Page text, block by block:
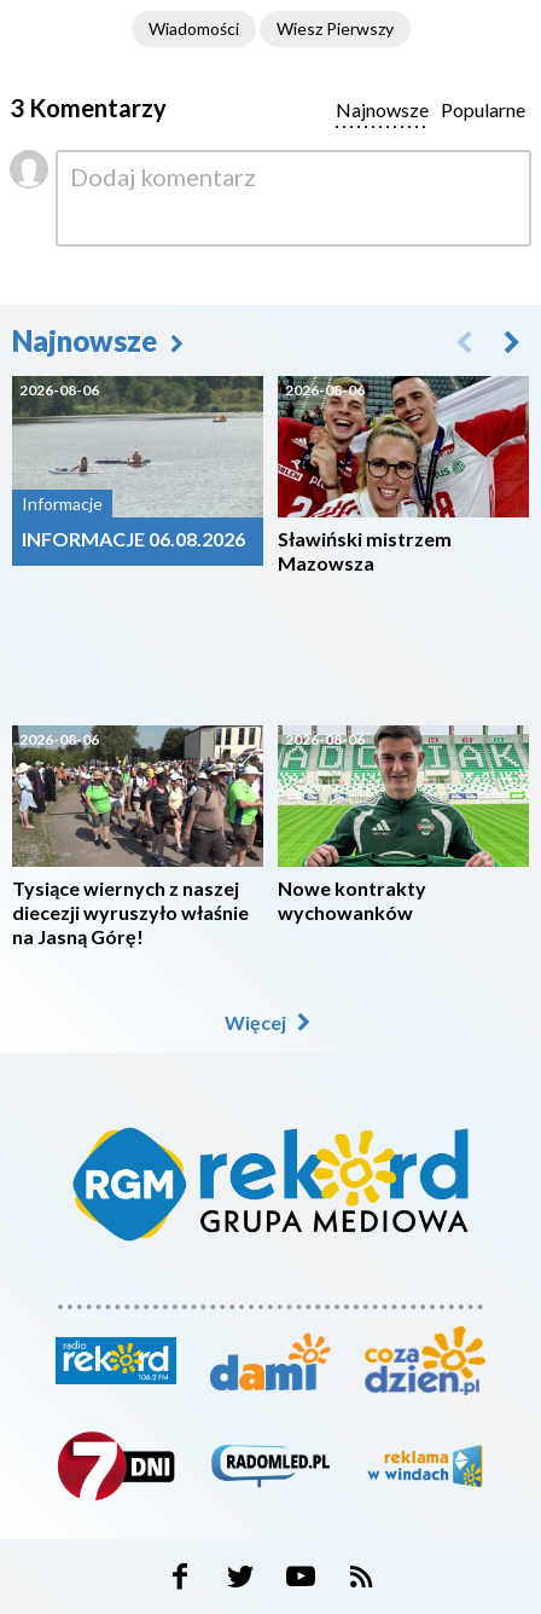
Wiadomości Wiesz Pierwszy
3 Komentarzy Popularne
Najnowsze
Najnowsze
2026-08-06
Informacje
INFORMACJE 06.08.2026
2026-08-06
Tysiące wiernych z naszej
diecezji wyruszyło właśnie
na Jasną Górę!
2026-08-06
Sławiński mistrzem
Mazowsza
2026-08-06
Nowe kontrakty
wychowanków
Więcej